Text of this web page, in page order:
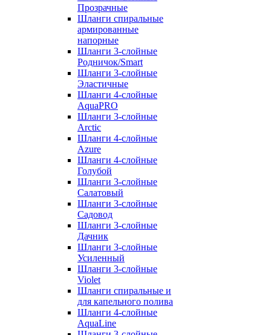
Прозрачные
Шланги спиральные
армированные
напорные
Шланги 3-слойные
Родничок/Smart
Шланги 3-слойные
Эластичные
Шланги 4-слойные
AquaPRO
Шланги 3-слойные
Arctic
Шланги 4-слойные
Azure
Шланги 4-слойные
Голубой
Шланги 3-слойные
Салатовый
Шланги 3-слойные
Садовод
Шланги 3-слойные
Дачник
Шланги 3-слойные
Усиленный
Шланги 3-слойные
Violet
Шланги спиральные и
для капельного полива
Шланги 4-слойные
AquaLine